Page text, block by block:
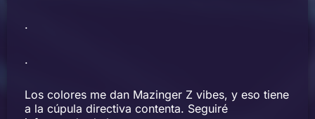
.
.
Los colores me dan Mazinger Z vibes, y eso tiene
a la cúpula directiva contenta. Seguiré